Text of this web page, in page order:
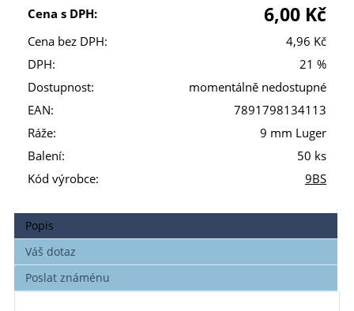
Cena s DPH:
6,00 Kč
Cena bez DPH:
4,96 Kč
DPH:
21 %
Dostupnost:
momentálně nedostupné
EAN:
7891798134113
Ráže:
9 mm Luger
Balení:
50 ks
Kód výrobce:
9BS
Popis
Váš dotaz
Poslat známénu